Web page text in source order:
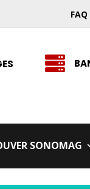
FAQ

SONOMAG